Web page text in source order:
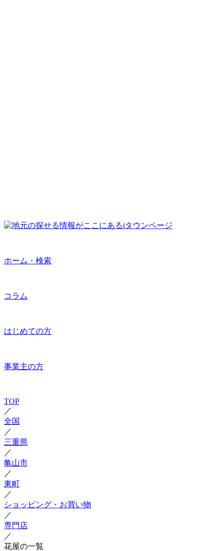
ホーム・検索
コラム
はじめての方
事業主の方
TOP
／
全国
／
三重県
／
亀山市
／
東町
／
ショッピング・お買い物
／
専門店
／
花屋の一覧